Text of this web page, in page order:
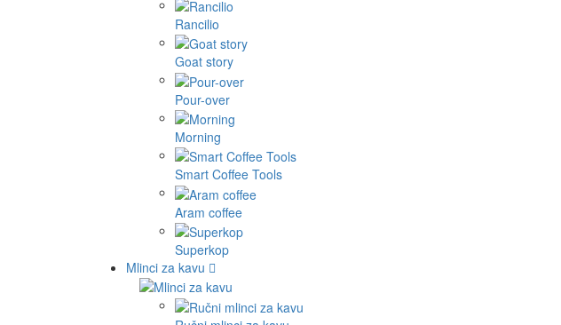
Rancilio
Goat story
Pour-over
Morning
Smart Coffee Tools
Aram coffee
Superkop
Mlinci za kavu